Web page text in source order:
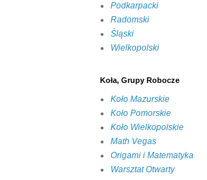
Podkarpacki
Radomski
Śląski
Wielkopolski
Koła, Grupy Robocze
Koło Mazurskie
Koło Pomorskie
Koło Wielkopolskie
Math Vegas
Origami i Matematyka
Warsztat Otwarty